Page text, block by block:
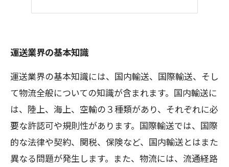
運送業界の基本知識
運送業界の基本知識には、国内輸送、国際輸送、そし
て物流全般についての知識が含まれます。国内輸送に
は、陸上、海上、空輸の３種類があり、それぞれに必
要な許認可や規則性があります。国際輸送では、国際
的な法律や契約、関税、保険など、国内輸送とはまた
異なる問題が発生します。また、物流には、流通経路